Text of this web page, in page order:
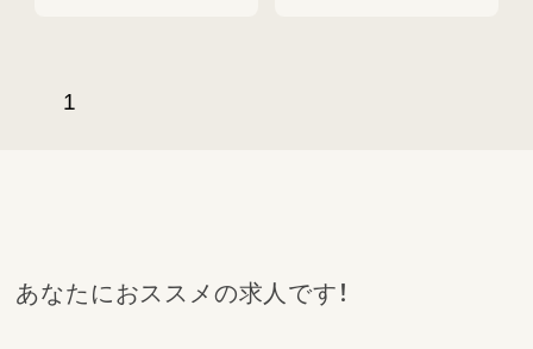
1
あなたにおススメの求人です！